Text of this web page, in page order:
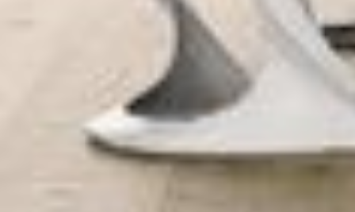
fußwarm und isoliert. Er dämpft den Schall und
entlastet Wirbelsäule und Gelenke. Und dabei ist Ihr
neuer Korkboden pflegeleicht - und die Einladung zum
Barfußlaufen!